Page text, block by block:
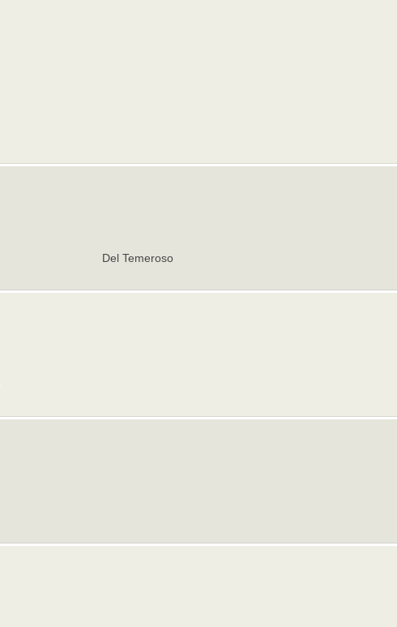
Del Temeroso